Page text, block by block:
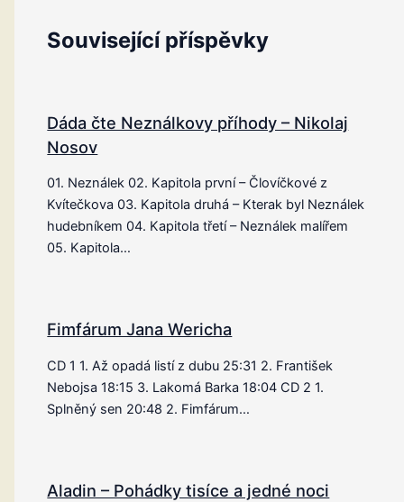
Související příspěvky
Dáda čte Neználkovy příhody – Nikolaj
Nosov
01. Neználek 02. Kapitola první – Človíčkové z
Kvítečkova 03. Kapitola druhá – Kterak byl Neználek
hudebníkem 04. Kapitola třetí – Neználek malířem
05. Kapitola…
Fimfárum Jana Wericha
CD 1 1. Až opadá listí z dubu 25:31 2. František
Nebojsa 18:15 3. Lakomá Barka 18:04 CD 2 1.
Splněný sen 20:48 2. Fimfárum…
Aladin – Pohádky tisíce a jedné noci